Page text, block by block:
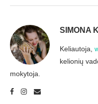
SIMONA
Keliautoja,
kelionių
mokytoja.